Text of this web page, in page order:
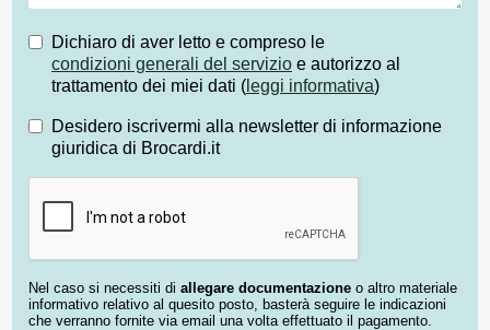
Dichiaro di aver letto e compreso le
condizioni generali del servizio e autorizzo al
trattamento dei miei dati ( leggi informativa)
Desidero iscrivermi alla newsletter di informazione
giuridica di Brocardi.it
Nel caso si necessiti di allegare documentazione o altro materiale
informativo relativo al quesito posto, basterà seguire le indicazioni
che verranno fornite via email una volta effettuato il pagamento.